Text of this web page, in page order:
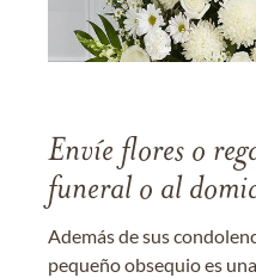
Envíe flores o
funeral o al
Además de sus
pequeño obsequio es